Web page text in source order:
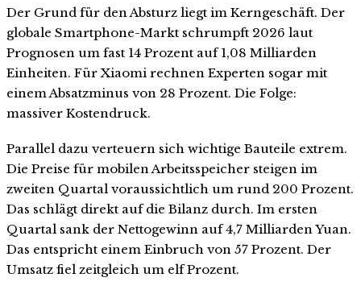
Der Grund für den Absturz liegt im Kerngeschäft. Der
globale Smartphone-Markt schrumpft 2026 laut
Prognosen um fast 14 Prozent auf 1,08 Milliarden
Einheiten. Für Xiaomi rechnen Experten sogar mit
einem Absatzminus von 28 Prozent. Die Folge:
massiver Kostendruck.
Parallel dazu verteuern sich wichtige Bauteile extrem.
Die Preise für mobilen Arbeitsspeicher steigen im
zweiten Quartal voraussichtlich um rund 200 Prozent.
Das schlägt direkt auf die Bilanz durch. Im ersten
Quartal sank der Nettogewinn auf 4,7 Milliarden Yuan.
Das entspricht einem Einbruch von 57 Prozent. Der
Umsatz fiel zeitgleich um elf Prozent.